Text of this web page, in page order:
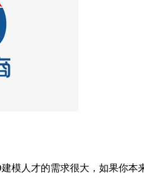
模人才的需求很大，如果你